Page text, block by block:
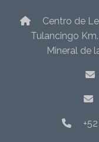
Centro de
Tulancingo
Mineral de